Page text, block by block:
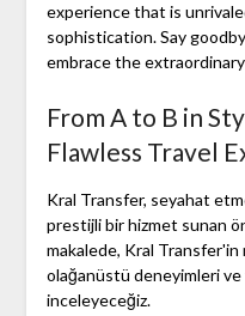
experience that is
sophistication. Say
embrace the
From A to B in
Flawless Travel
Kral Transfer, seyahat
prestijli bir hizmet sunan
makalede, Kral
olağanüstü deneyimleri ve
inceleyeceğiz.